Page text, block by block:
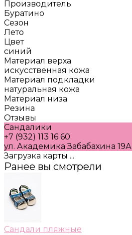
Производитель
Буратино
Сезон
Лето
Цвет
синий
Материал верха
искусственная кожа
Материал подкладки
натуральная кожа
Материал низа
Резина
Отзывы
Сандалики
+7 (932) 113 16 60
ул. Академика Забабахина 19А
Загрузка карты ...
Ранее вы смотрели
Сандали пляжные